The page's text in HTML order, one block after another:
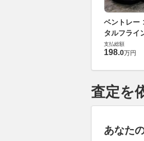
ベントレー
タルフライ
6.0 4WD
支払総額
198.0万円
査定を
あなた